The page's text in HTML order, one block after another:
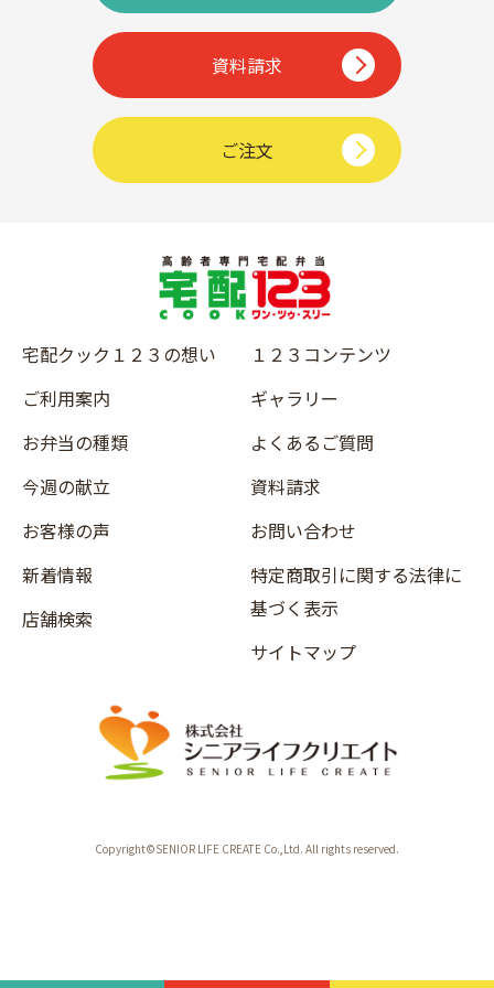
資料請求
ご注文
宅配クック１２３の想い
ご利用案内
お弁当の種類
今週の献立
お客様の声
新着情報
店舗検索
１２３コンテンツ
ギャラリー
よくあるご質問
資料請求
お問い合わせ
特定商取引に関する法律に
基づく表示
サイトマップ
Copyright©SENIOR LIFE CREATE Co.,Ltd. All rights reserved.